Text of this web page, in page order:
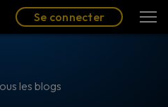
(FR)
Se connecter
les blogs